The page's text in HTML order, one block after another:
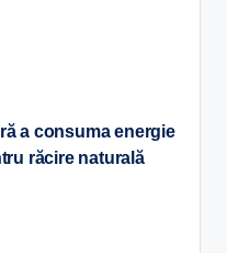
a consuma energie
răcire naturală